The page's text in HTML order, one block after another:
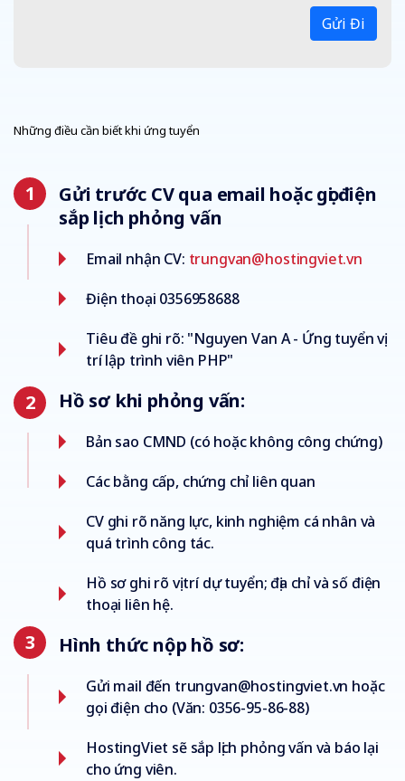
Gửi Đi
Những điều cần biết khi ứng tuyển
Gửi trước CV qua email hoặc gọi điện
sắp lịch phỏng vấn
Email nhận CV: trungvan@hostingviet.vn
Điện thoại 0356958688
Tiêu đề ghi rõ: "Nguyen Van A - Ứng tuyển vị
trí lập trình viên PHP"
Hồ sơ khi phỏng vấn:
Bản sao CMND (có hoặc không công chứng)
Các bằng cấp, chứng chỉ liên quan
CV ghi rõ năng lực, kinh nghiệm cá nhân và
quá trình công tác.
Hồ sơ ghi rõ vị trí dự tuyển; địa chỉ và số điện
thoại liên hệ.
Hình thức nộp hồ sơ:
Gửi mail đến trungvan@hostingviet.vn hoặc
gọi điện cho (Văn: 0356-95-86-88)
HostingViet sẽ sắp lịch phỏng vấn và báo lại
cho ứng viên.